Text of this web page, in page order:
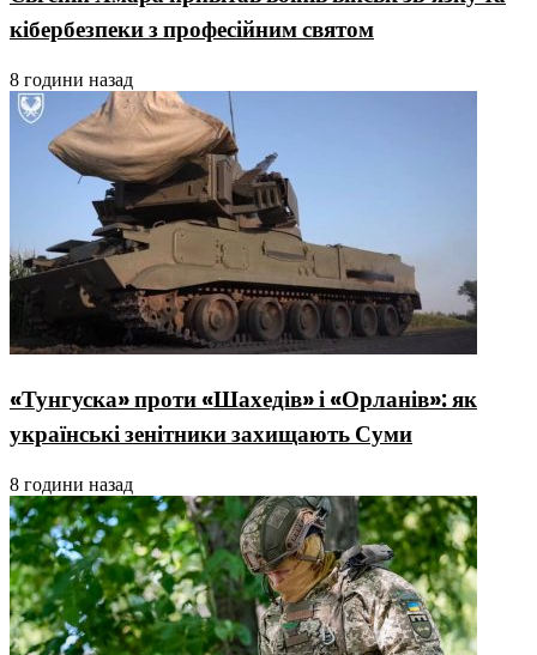
кібербезпеки з професійним святом
8 години назад
«Тунгуска» проти «Шахедів» і «Орланів»: як
українські зенітники захищають Суми
8 години назад